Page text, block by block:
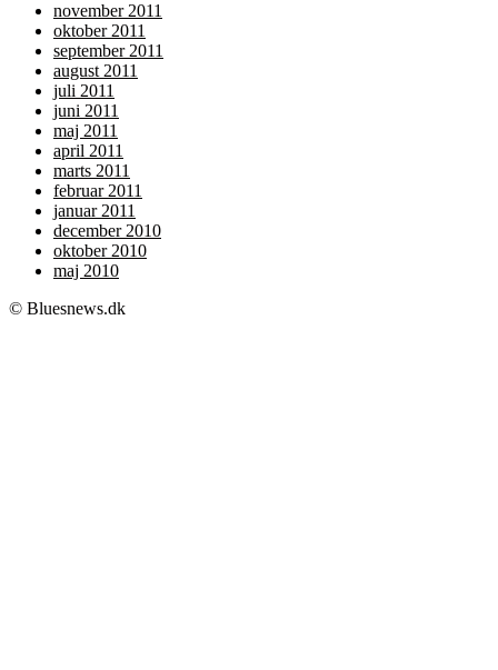
november 2011
oktober 2011
september 2011
august 2011
juli 2011
juni 2011
maj 2011
april 2011
marts 2011
februar 2011
januar 2011
december 2010
oktober 2010
maj 2010
© Bluesnews.dk